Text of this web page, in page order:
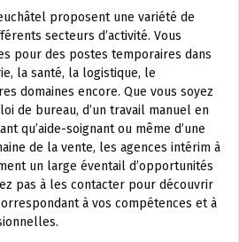
proposent une variété de
secteurs d’activité. Vous
pour des postes temporaires dans
la santé, la logistique, le
domaines encore. Que vous soyez
de bureau, d’un travail manuel en
qu’aide-soignant ou même d’une
de la vente, les agences intérim à
un large éventail d’opportunités
pas à les contacter pour découvrir
à vos compétences et à